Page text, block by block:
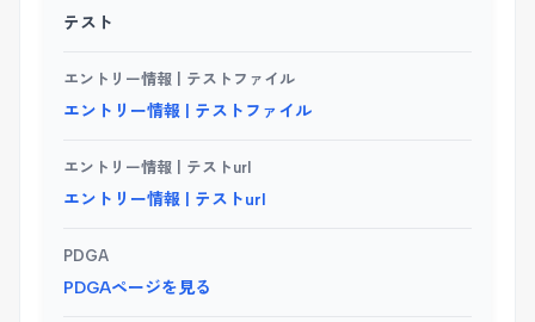
テスト
エントリー情報 | テストファイル
エントリー情報 | テストファイル
エントリー情報 | テストurl
エントリー情報 | テストurl
PDGA
PDGAページを見る